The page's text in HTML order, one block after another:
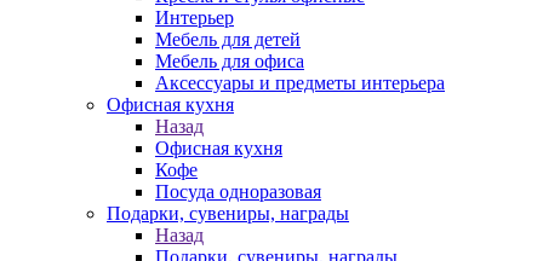
Интерьер
Мебель для детей
Мебель для офиса
Аксессуары и предметы интерьера
Офисная кухня
Назад
Офисная кухня
Кофе
Посуда одноразовая
Подарки, сувениры, награды
Назад
Подарки, сувениры, награды